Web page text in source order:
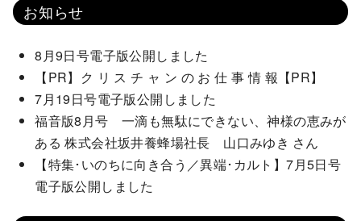
お知らせ
8月9日号電子版公開しました
【PR】ク リ ス チ ャ ン の お 仕 事 情 報【PR】
7月19日号電子版公開しました
福音版8月号 一滴も無駄にできない、神様の恵みが
ある 株式会社坂井養蜂場社長 山口みゆき さん
【特集･いのちに向き合う／異端･カルト】7月5日号
電子版公開しました